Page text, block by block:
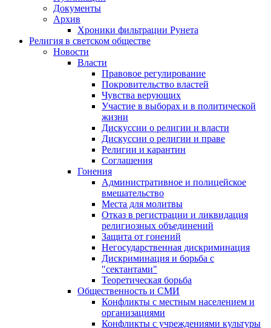
Документы
Архив
Хроники фильтрации Рунета
Религия в светском обществе
Новости
Власти
Правовое регулирование
Покровительство властей
Чувства верующих
Участие в выборах и в политической
жизни
Дискуссии о религии и власти
Дискуссии о религии и праве
Религии и карантин
Соглашения
Гонения
Административное и полицейское
вмешательство
Места для молитвы
Отказ в регистрации и ликвидация
религиозных объединений
Защита от гонений
Негосударственная дискриминация
Дискриминация и борьба с
"сектантами"
Теоретическая борьба
Общественность и СМИ
Конфликты с местным населением и
организациями
Конфликты с учреждениями культуры